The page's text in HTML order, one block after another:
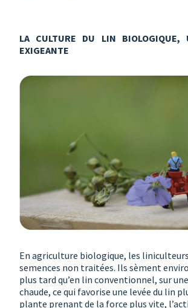
LA CULTURE DU LIN BIOLOGIQUE,
EXIGEANTE
En agriculture biologique, les
semences non traitées. Ils sèment
plus tard qu’en lin conventionnel, sur
chaude, ce qui favorise une levée du lin
plante prenant de la force plus vite,